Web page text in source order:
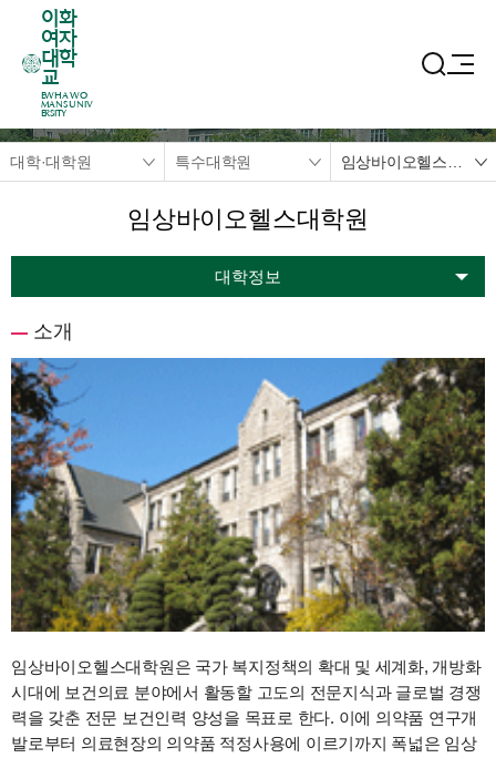
이화
여자
대학
교
EWHA WO
MANS UNIV
ERSITY
대학·대학원 특수대학원
임상바이오헬스대학원
대학정보
소개
임상바이오헬스대학원은 국가 복지정책의 확대 및 세계화, 개방화
시대에 보건의료 분야에서 활동할 고도의 전문지식과 글로벌 경쟁
력을 갖춘 전문 보건인력 양성을 목표로 한다. 이에 의약품 연구개
발로부터 의료현장의 의약품 적정사용에 이르기까지 폭넓은 임상